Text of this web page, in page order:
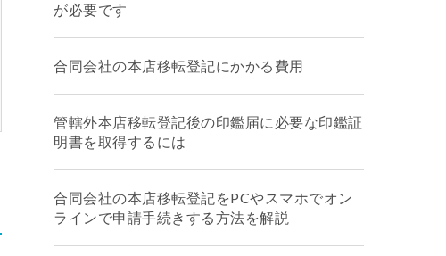
が必要です
合同会社の本店移転登記にかかる費用
管轄外本店移転登記後の印鑑届に必要な印鑑証
明書を取得するには
合同会社の本店移転登記をPCやスマホでオン
ラインで申請手続きする方法を解説